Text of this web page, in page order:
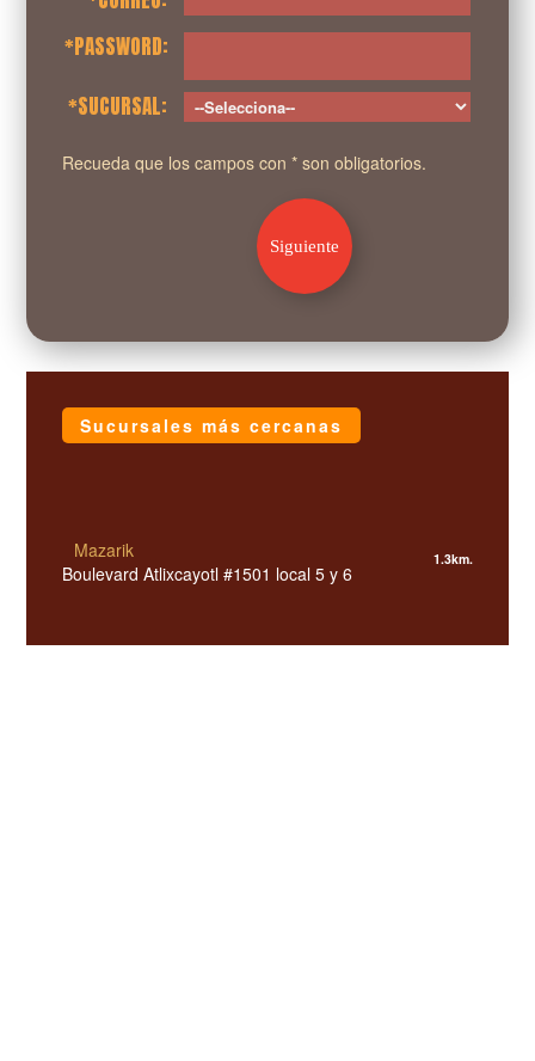
*PASSWORD:
*SUCURSAL:
Recueda que los campos con * son obligatorios.
Siguiente
Sucursales más cercanas
Mazarik 1.3km.
Boulevard Atlixcayotl #1501 local 5 y 6